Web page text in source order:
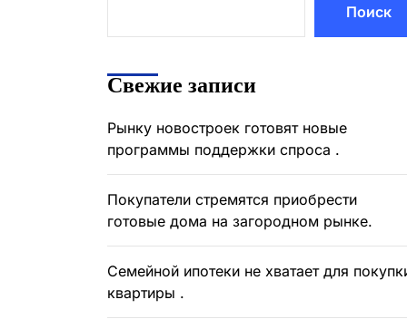
Поиск
Свежие записи
Рынку новостроек готовят новые
программы поддержки спроса .
Покупатели стремятся приобрести
готовые дома на загородном рынке.
Семейной ипотеки не хватает для
квартиры .